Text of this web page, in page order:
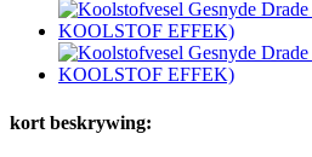
kort beskrywing: